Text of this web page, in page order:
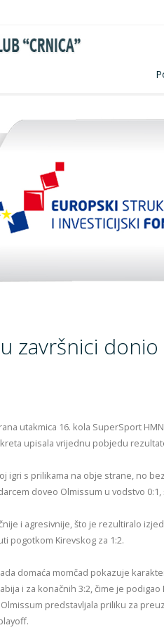
završnici
utakmica 16. kola SuperSport
upisala vrijednu pobjedu
igri s prilikama na obje strane, no
doveo Olmissum u vodstvo
i agresivnije, što je rezultiralo
pogotkom Kirevskog za 1:2.
domaća momčad pokazuje
i za konačnih 3:2, čime je
predstavljala priliku za